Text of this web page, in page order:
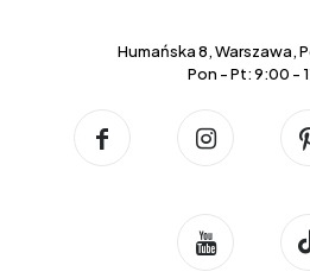
Humańska 8, Warszawa,
Pon - Pt: 9:00 -